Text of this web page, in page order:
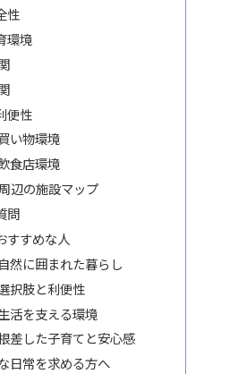
性
環境
便性
い物環境
食店環境
辺の施設マップ
問
すすめな人
然に囲まれた暮らし
択肢と利便性
活を支える環境
差した子育てと安心感
日常を求める方へ